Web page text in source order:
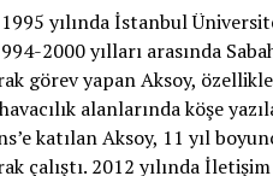
yılında İstanbul
2000 yılları arasında
görev yapan Aksoy,
alanlarında köşe
katılan Aksoy, 11 yıl
çalıştı. 2012 yılında